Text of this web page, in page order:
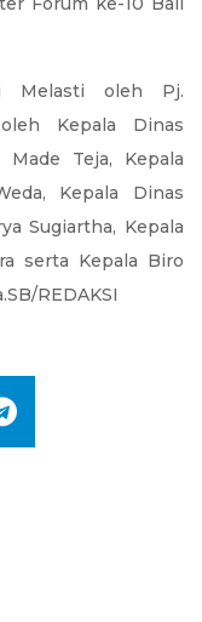
Melasti oleh Pj.
Kepala Dinas
Teja, Kepala
Kepala Dinas
Sugiartha, Kepala
serta Kepala Biro
REDAKSI